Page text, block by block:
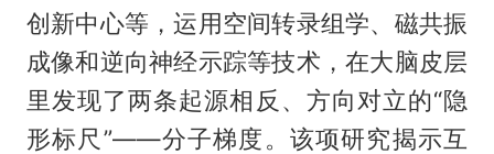
创新中心等，运用空间转录组学、磁共振
成像和逆向神经示踪等技术，在大脑皮层
里发现了两条起源相反、方向对立的“隐
形标尺”——分子梯度。该项研究揭示互